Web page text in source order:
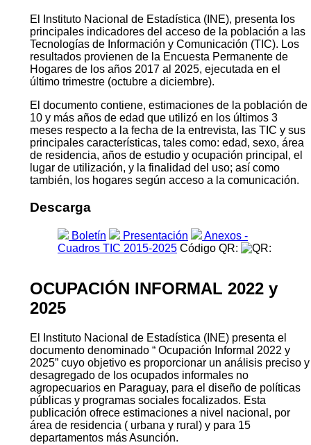
El Instituto Nacional de Estadística (INE), presenta los
principales indicadores del acceso de la población a las
Tecnologías de Información y Comunicación (TIC). Los
resultados provienen de la Encuesta Permanente de
Hogares de los años 2017 al 2025, ejecutada en el
último trimestre (octubre a diciembre).
El documento contiene, estimaciones de la población de
10 y más años de edad que utilizó en los últimos 3
meses respecto a la fecha de la entrevista, las TIC y sus
principales características, tales como: edad, sexo, área
de residencia, años de estudio y ocupación principal, el
lugar de utilización, y la finalidad del uso; así como
también, los hogares según acceso a la comunicación.
Descarga
Boletín Presentación
Anexos -
Cuadros TIC 2015-2025 Código QR:
OCUPACIÓN INFORMAL 2022 y
2025
El Instituto Nacional de Estadística (INE) presenta el
documento denominado “ Ocupación Informal 2022 y
2025” cuyo objetivo es proporcionar un análisis preciso y
desagregado de los ocupados informales no
agropecuarios en Paraguay, para el diseño de políticas
públicas y programas sociales focalizados. Esta
publicación ofrece estimaciones a nivel nacional, por
área de residencia ( urbana y rural) y para 15
departamentos más Asunción.